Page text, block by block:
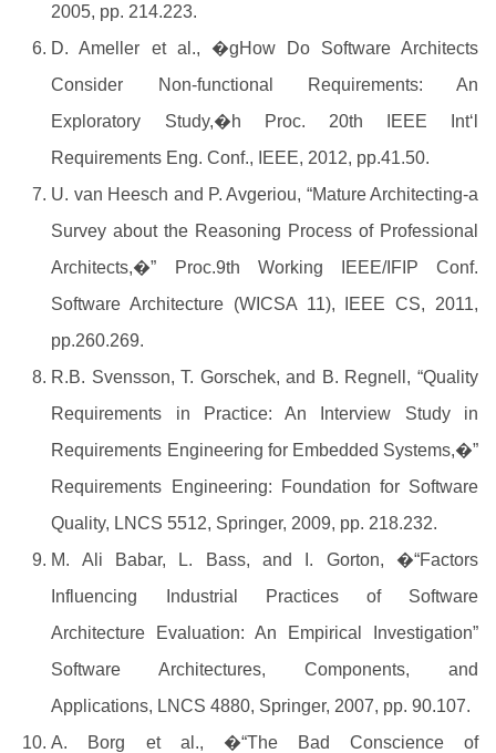
2005, pp. 214.223.
D. Ameller et al., �gHow Do Software Architects
Consider Non-functional Requirements: An
Exploratory Study,�h Proc. 20th IEEE Int‘l
Requirements Eng. Conf., IEEE, 2012, pp.41.50.
U. van Heesch and P. Avgeriou, “Mature Architecting-a
Survey about the Reasoning Process of Professional
Architects,�” Proc.9th Working IEEE/IFIP Conf.
Software Architecture (WICSA 11), IEEE CS, 2011,
pp.260.269.
R.B. Svensson, T. Gorschek, and B. Regnell, “Quality
Requirements in Practice: An Interview Study in
Requirements Engineering for Embedded Systems,�”
Requirements Engineering: Foundation for Software
Quality, LNCS 5512, Springer, 2009, pp. 218.232.
M. Ali Babar, L. Bass, and I. Gorton, �“Factors
Influencing Industrial Practices of Software
Architecture Evaluation: An Empirical Investigation”
Software Architectures, Components, and
Applications, LNCS 4880, Springer, 2007, pp. 90.107.
A. Borg et al., �“The Bad Conscience of